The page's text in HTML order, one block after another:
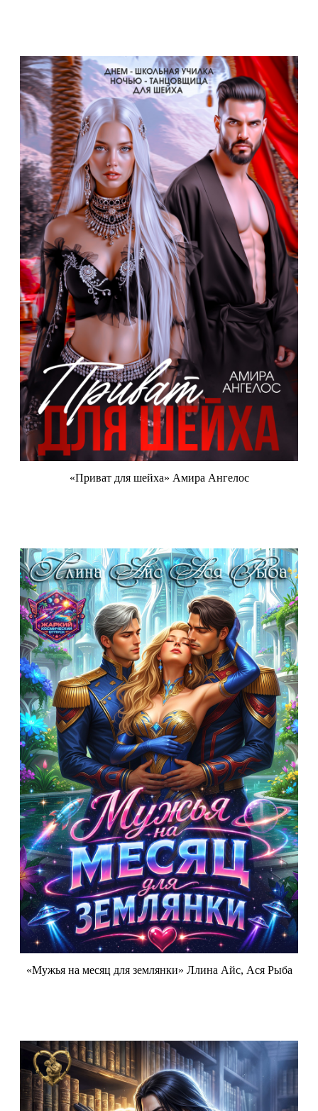
«Приват для шейха» Амира Ангелос
«Мужья на месяц для землянки» Ллина Айс, Ася Рыба